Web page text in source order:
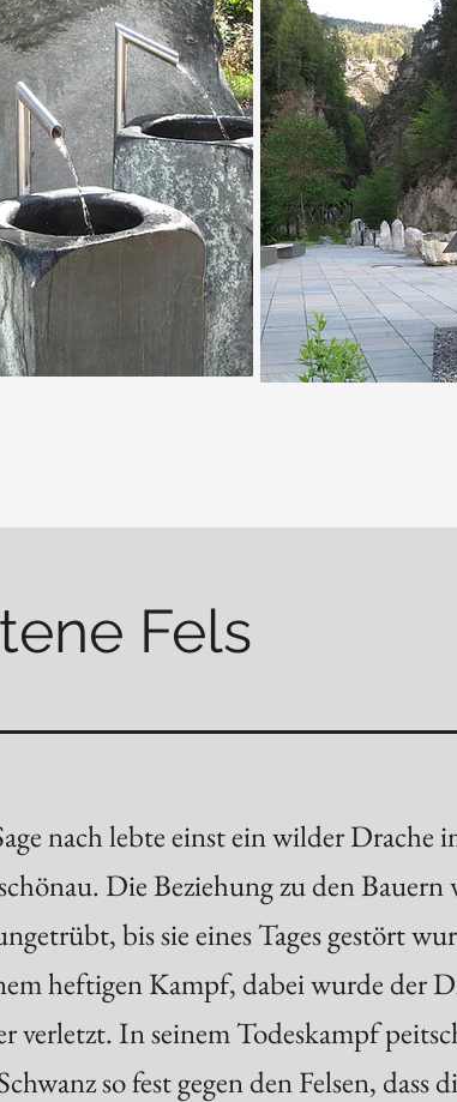
Fels
nach lebte einst ein wilder Drache
Die Beziehung zu den Bauern
bis sie eines Tages gestört
heftigen Kampf, dabei wurde der
verletzt. In seinem Todeskampf
so fest gegen den Felsen, dass